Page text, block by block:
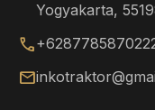
Yogyakarta,
call
mail